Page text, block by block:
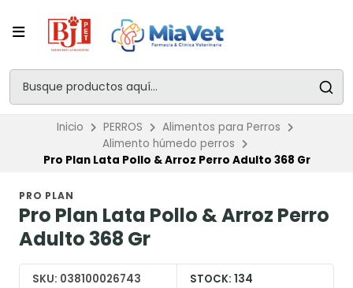
Inicio PERROS
Alimentos para Perros
Alimento húmedo perros
Pro Plan Lata Pollo & Arroz Perro Adulto 368 Gr
PRO PLAN
Pro Plan Lata Pollo & Arroz Perro
Adulto 368 Gr
SKU: 038100026743 STOCK: 134